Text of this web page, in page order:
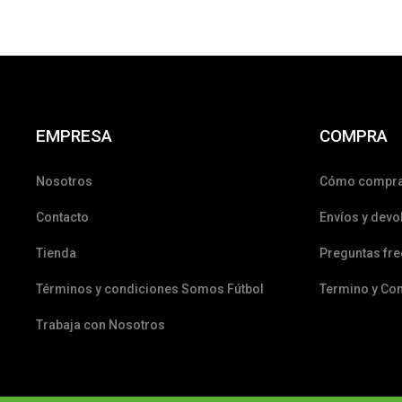
EMPRESA
Nosotros
Contacto
Tienda
Términos y condiciones Somos Fútbol
Trabaja con Nosotros
COMPRA
Cómo
Envíos y
Preguntas
Termino y